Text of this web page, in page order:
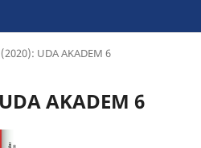
UDA AKADEM 6
AKADEM 6